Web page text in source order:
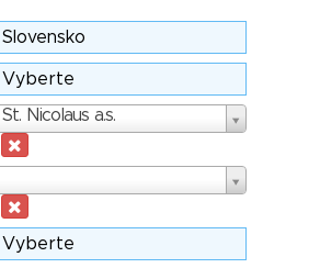
St. Nicolaus a.s.
Výrobce